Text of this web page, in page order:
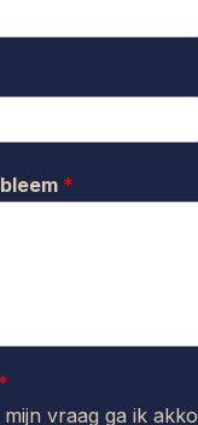
*
*
vraag ga ik